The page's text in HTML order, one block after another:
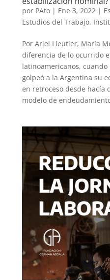
por PAto| Ene 3, 2022|
Estudios del Trabajo,
Por Ariel Lieutier, María
diferencia de lo ocurrido
latinoamericanos, cuando
golpeó a la Argentina su
en retroceso desde hacía
modelo de